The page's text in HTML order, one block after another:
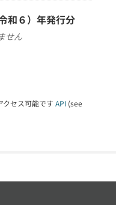
和６）年発行分
せん
クセス可能です API (see